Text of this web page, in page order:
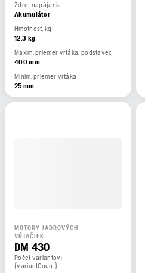
Zdroj napájania
Akumulátor
Hmotnosť, kg
12,3 kg
Maxim. priemer vrtáka, podstavec
400 mm
Minim. priemer vrtáka
25 mm
MOTORY JADROVÝCH
VŔTAČIEK
DM 430
Počet variantov:
{variantCount}